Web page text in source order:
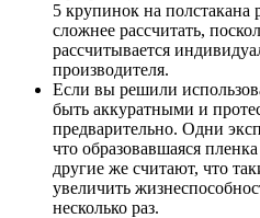
5 крупинок на полстакана
сложнее рассчитать,
рассчитывается
производителя.
Если вы решили
быть аккуратными и
предварительно. Одни
что образовавшаяся
другие же считают, что
увеличить
несколько раз.